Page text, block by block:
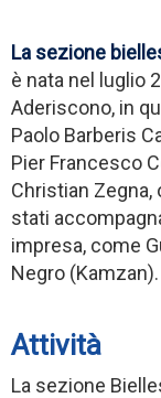
La sezione
è nata nel luglio
Aderiscono, in
Paolo Barberis
Pier Francesco
Christian
stati
impresa, come
Negro (Kamzan).
Attività
La sezione